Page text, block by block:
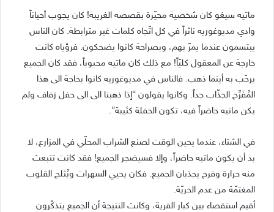
ماتيه سيغو كان شخصية محيّرة بقصصه الغريبة! كان يجوب أحياناً
وادي مديوغوريه ناثراً في كل اتّجاه كلمات غير مترابطة. كان الناس
يبتسمون عندما يمرّ بهم، وبصراحة كانوا يضحكون. فرؤياه كانت
خارجة عن المعقول كليّاً! مع ذلك كان ماتيه محبوباً، فقد كان الجميع
يرحّب به أينما ذهب. فالناس في مديوغوريه كانوا بحاجة الى هذا
المُفَرِّح الجذّاب جداً. وكانوا يقولون “إذا ذهبنا الى الى حفل زفاف ولم
يكن ماتيه حاضراً فيه، تكون الحفلة كئيبة”.
في الشتاء، عندما يحين الوقت لصنع الشراب المحلّي في المزارع، لا
بد أن يكون ماتيه حاضراً، وإلا فسيضجر الجميع! فقد كانت تنبعث
منه حرارة وفرح يجذبان الجميع. فكان يحيي السهرات ويُثلج القلوب
المغتمّة من عدم الحريّة.
أقيم استقصاء بين كبار القرية، وكانت النتيجة أن الجميع يتذكّرون